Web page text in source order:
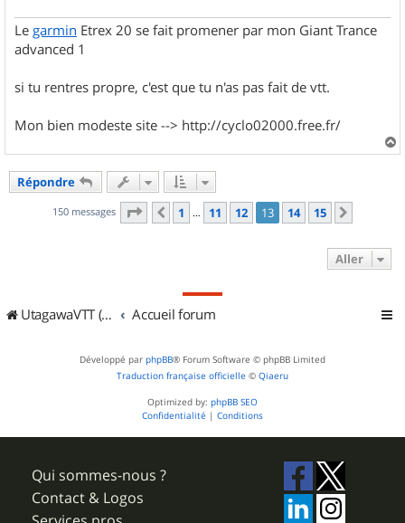
Le garmin Etrex 20 se fait promener par mon Giant Trance
advanced 1
si tu rentres propre, c'est que tu n'as pas fait de vtt.
Mon bien modeste site --> http://cyclo02000.free.fr/
a
Répondre
150 messages Page 13 sur15
Précédent
1 … 11 12 13 14 15
Aller
UtagawaVTT (Randos VTT et VTTAE avec traces GPS) Accueil forum
Développé par phpBB® Forum Software © phpBB Limited
Traduction française officielle © Qiaeru
Optimized by: phpBB SEO
Confidentialité | Conditions
Qui sommes-nous ?
Contact & Logos